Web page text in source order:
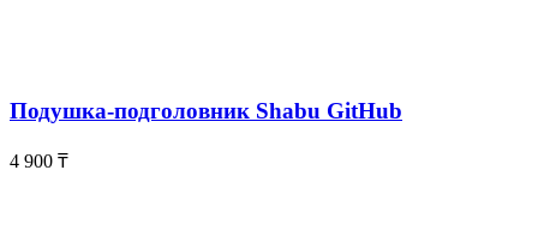
Подушка-подголовник Shabu GitHub
4 900 ₸